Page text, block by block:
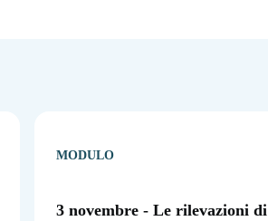
MODULO
3 novembre - Le rilevazioni di